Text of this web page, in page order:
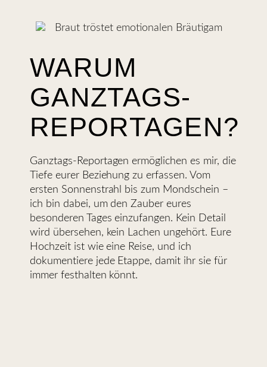
WARUM
GANZTAGS-
REPORTAGEN?
Ganztags-Reportagen ermöglichen es mir, die
Tiefe eurer Beziehung zu erfassen. Vom
ersten Sonnenstrahl bis zum Mondschein –
ich bin dabei, um den Zauber eures
besonderen Tages einzufangen. Kein Detail
wird übersehen, kein Lachen ungehört. Eure
Hochzeit ist wie eine Reise, und ich
dokumentiere jede Etappe, damit ihr sie für
immer festhalten könnt.